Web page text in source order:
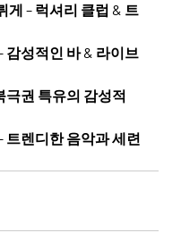
게 – 럭셔리 클럽 & 트
감성적인 바 & 라이브
극권 특유의 감성적
트렌디한 음악과 세련